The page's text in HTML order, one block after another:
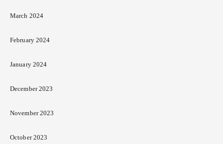
March 2024
February 2024
January 2024
December 2023
November 2023
October 2023